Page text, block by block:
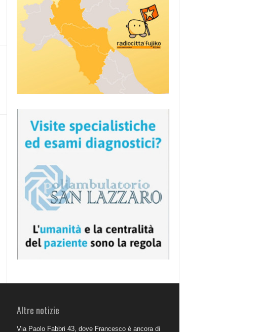
Altre notizie
Via Paolo Fabbri 43, dove Francesco è ancora di